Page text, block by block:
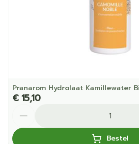
- 25°C)
Pranarom Hydrolaat Kamillewater
€ 15,10
Bestel